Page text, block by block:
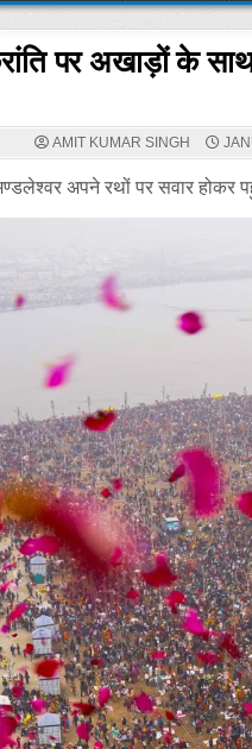
पर अखाड़ों के
AMIT KUMAR SINGH
अपने रथों पर सवार होकर